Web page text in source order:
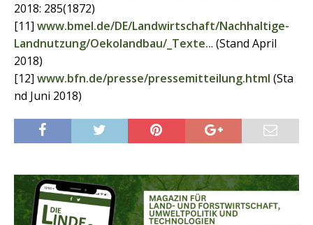
2018: 285(1872)
[11] www.bmel.de/DE/Landwirtschaft/Nachhaltige-
Landnutzung/Oekolandbau/_Texte... (Stand April
2018)
[12] www.bfn.de/presse/pressemitteilung.html (Sta
nd Juni 2018)